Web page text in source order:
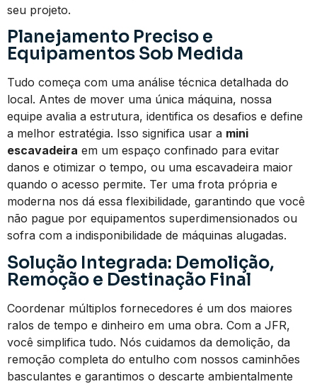
seu projeto.
Planejamento Preciso e
Equipamentos Sob Medida
Tudo começa com uma análise técnica detalhada do
local. Antes de mover uma única máquina, nossa
equipe avalia a estrutura, identifica os desafios e define
a melhor estratégia. Isso significa usar a mini
escavadeira em um espaço confinado para evitar
danos e otimizar o tempo, ou uma escavadeira maior
quando o acesso permite. Ter uma frota própria e
moderna nos dá essa flexibilidade, garantindo que você
não pague por equipamentos superdimensionados ou
sofra com a indisponibilidade de máquinas alugadas.
Solução Integrada: Demolição,
Remoção e Destinação Final
Coordenar múltiplos fornecedores é um dos maiores
ralos de tempo e dinheiro em uma obra. Com a JFR,
você simplifica tudo. Nós cuidamos da demolição, da
remoção completa do entulho com nossos caminhões
basculantes e garantimos o descarte ambientalmente